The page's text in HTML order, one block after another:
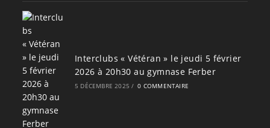
Interclubs « Vétéran » le jeudi 5 février
2026 à 20h30 au gymnase Ferber
5 DÉCEMBRE 2025 / 0 COMMENTAIRE